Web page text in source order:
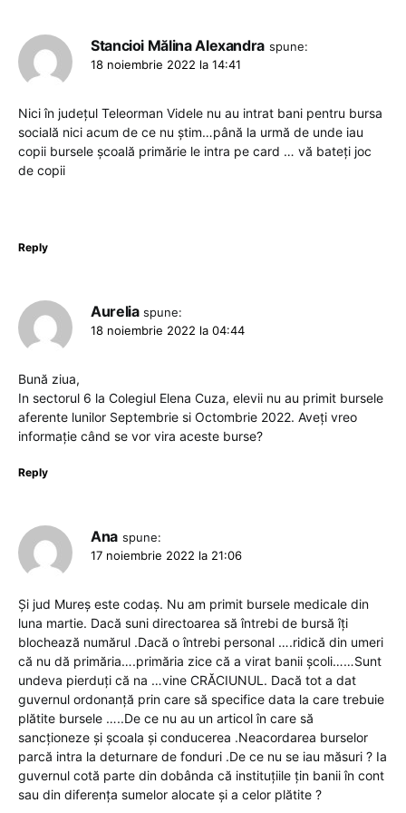
Stancioi Mălina Alexandra spune:
18 noiembrie 2022 la 14:41
Nici în județul Teleorman Videle nu au intrat bani pentru bursa
socială nici acum de ce nu știm…până la urmă de unde iau
copii bursele școală primărie le intra pe card … vă bateți joc
de copii
Reply
Aurelia spune:
18 noiembrie 2022 la 04:44
Bună ziua,
In sectorul 6 la Colegiul Elena Cuza, elevii nu au primit bursele
aferente lunilor Septembrie si Octombrie 2022. Aveți vreo
informație când se vor vira aceste burse?
Reply
Ana spune:
17 noiembrie 2022 la 21:06
Și jud Mureș este codaș. Nu am primit bursele medicale din
luna martie. Dacă suni directoarea să întrebi de bursă îți
blochează numărul .Dacă o întrebi personal ….ridică din umeri
că nu dă primăria….primăria zice că a virat banii școli……Sunt
undeva pierduți că na …vine CRĂCIUNUL. Dacă tot a dat
guvernul ordonanță prin care să specifice data la care trebuie
plătite bursele …..De ce nu au un articol în care să
sancționeze și școala și conducerea .Neacordarea burselor
parcă intra la deturnare de fonduri .De ce nu se iau măsuri ? Ia
guvernul cotă parte din dobânda că instituțiile țin banii în cont
sau din diferența sumelor alocate și a celor plătite ?